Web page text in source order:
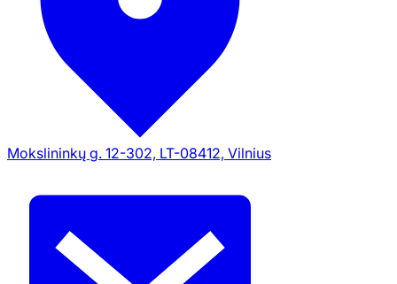
Mokslininkų g. 12-302, LT-08412, Vilnius